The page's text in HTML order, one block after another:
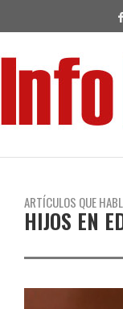
ARTÍCULOS QUE
HIJOS EN